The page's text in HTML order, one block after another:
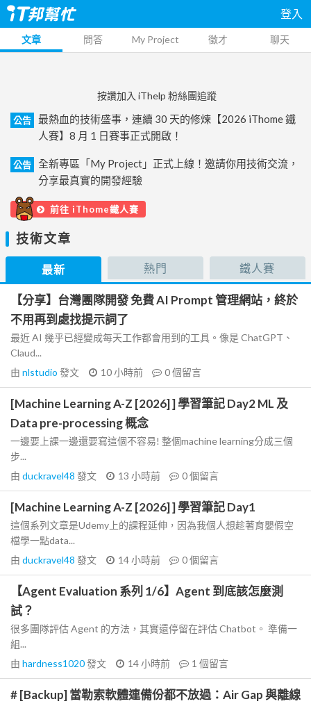
登入
文章 問答 My Project 徵才 聊天
按讚加入 iThelp 粉絲團追蹤
公告
最熱血的技術盛事，連續 30 天的修煉【2026 iThome 鐵
人賽】8 月 1 日賽事正式開啟！
公告
全新專區「My Project」正式上線！邀請你用技術交流，
分享最真實的開發經驗
前往 iThome鐵人賽
技術文章
最新 熱門 鐵人賽
【分享】台灣團隊開發 免費 AI Prompt 管理網站，終於
不用再到處找提示詞了
最近 AI 幾乎已經變成每天工作都會用到的工具。像是 ChatGPT、
Claud...
由 nlstudio 發文 10 小時前 0個留言
[Machine Learning A-Z [2026] ] 學習筆記 Day2 ML 及
Data pre-processing 概念
一邊要上課一邊還要寫這個不容易! 整個machine learning分成三個
步...
由 duckravel48 發文 13 小時前 0個留言
[Machine Learning A-Z [2026] ] 學習筆記 Day1
這個系列文章是Udemy上的課程延伸，因為我個人想趁著育嬰假空
檔學一點data...
由 duckravel48 發文 14 小時前 0個留言
【Agent Evaluation 系列 1/6】Agent 到底該怎麼測
試？
很多團隊評估 Agent 的方法，其實還停留在評估 Chatbot。 準備一
組...
由 hardness1020發文 14 小時前 1 個留言
# [Backup] 當勒索軟體連備份都不放過：Air Gap 與離線